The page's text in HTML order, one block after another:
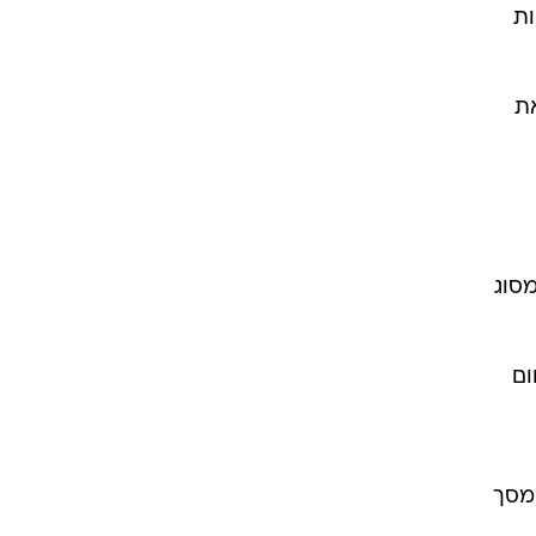
מסך